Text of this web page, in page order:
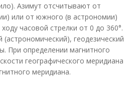
Азимут отсчитывают от
или от южного (в астрономии)
часовой стрелки от 0 до 360°.
геодезический
При определении магнитного
географического меридиана
меридиана.